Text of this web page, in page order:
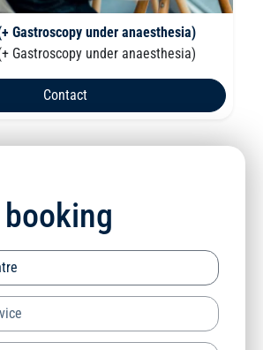
Gastroscopy under anaesthesia)
Gastroscopy under anaesthesia)
Contact